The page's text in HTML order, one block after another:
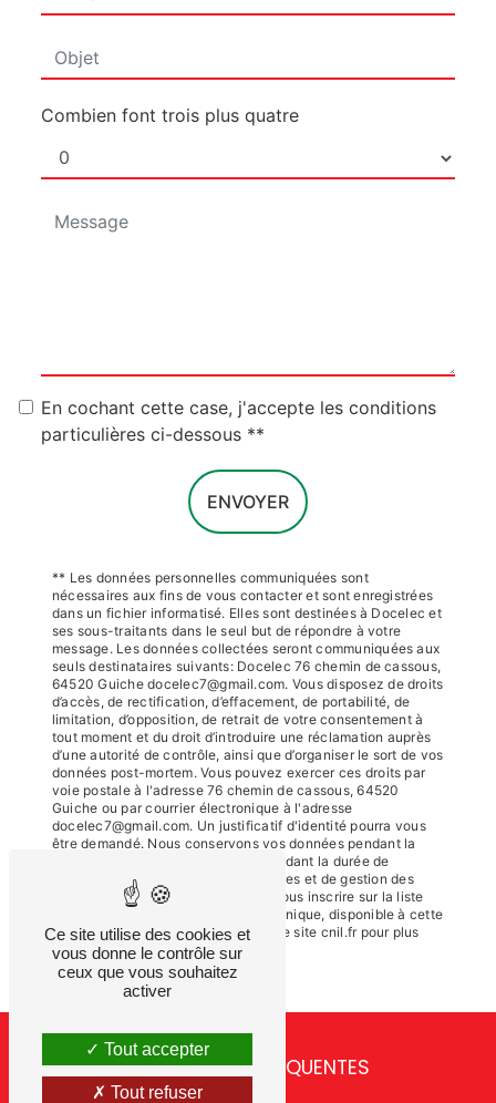
Combien font trois plus quatre
En cochant cette case, j'accepte les conditions
particulières ci-dessous **
ENVOYER
** Les données personnelles communiquées sont
nécessaires aux fins de vous contacter et sont enregistrées
dans un fichier informatisé. Elles sont destinées à Docelec et
ses sous-traitants dans le seul but de répondre à votre
message. Les données collectées seront communiquées aux
seuls destinataires suivants: Docelec 76 chemin de cassous,
64520 Guiche docelec7@gmail.com. Vous disposez de droits
d’accès, de rectification, d’effacement, de portabilité, de
limitation, d’opposition, de retrait de votre consentement à
tout moment et du droit d’introduire une réclamation auprès
d’une autorité de contrôle, ainsi que d’organiser le sort de vos
données post-mortem. Vous pouvez exercer ces droits par
voie postale à l'adresse 76 chemin de cassous, 64520
Guiche ou par courrier électronique à l'adresse
docelec7@gmail.com. Un justificatif d'identité pourra vous
être demandé. Nous conservons vos données pendant la
période de prise de contact puis pendant la durée de
prescription légale aux fins probatoires et de gestion des
contentieux. Vous avez le droit de vous inscrire sur la liste
d'opposition au démarchage téléphonique, disponible à cette
adresse:Bloctel.gouv.fr. Consultez le site cnil.fr pour plus
d’informations sur vos droits.
RECHERCHES FRÉQUENTES
Ce site utilise des cookies et
vous donne le contrôle sur
ceux que vous souhaitez
activer
Tout accepter
Tout refuser